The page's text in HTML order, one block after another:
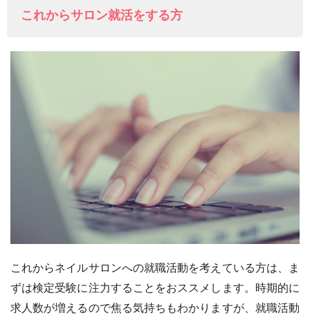
これからサロン就活をする方
これからネイルサロンへの就職活動を考えている方は、ま
ずは検定受験に注力することをおススメします。時期的に
求人数が増えるので焦る気持ちもわかりますが、就職活動